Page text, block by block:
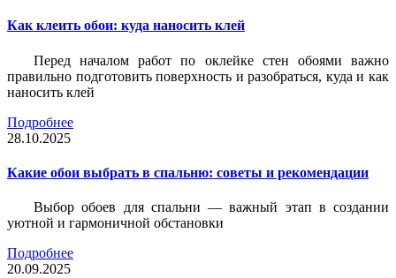
Как клеить обои: куда наносить клей
Перед началом работ по оклейке стен обоями важно
правильно подготовить поверхность и разобраться, куда и как
наносить клей
Подробнее
28.10.2025
Какие обои выбрать в спальню: советы и рекомендации
Выбор обоев для спальни — важный этап в создании
уютной и гармоничной обстановки
Подробнее
20.09.2025